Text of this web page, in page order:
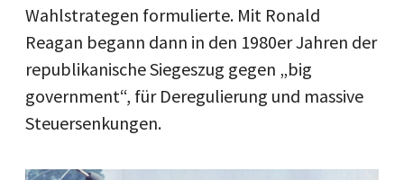
Wahlstrategen formulierte. Mit Ronald
Reagan begann dann in den 1980er Jahren der
republikanische Siegeszug gegen „big
government“, für Deregulierung und massive
Steuersenkungen.